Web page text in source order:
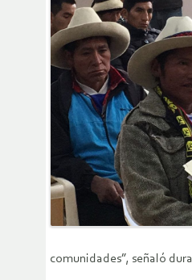
comunidades”, señaló